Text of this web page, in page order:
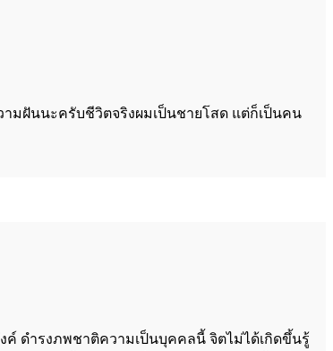
ามฝันนะครับชีวิตจริงผมเป็นชายโสด แต่ก็เป็นคน
ดำรงภพชาติความเป็นบุคคลนี้ จิตไม่ได้เกิดขึ้นรู้